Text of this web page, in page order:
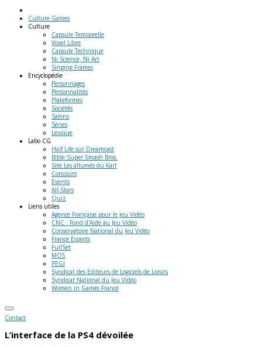
Culture Games
Culture
Capsule Temporelle
Voxel Libre
Capsule Technique
Ni Science, Ni Art
Singing Frames
Encyclopédie
Personnages
Personnalités
Plateformes
Sociétés
Salons
Séries
Lexique
Labo CG
Half Life sur Dreamcast
Bible Super Smash Bros.
Site Les allumés du Kart
Concours
Events
All-Stars
Quiz
Liens utiles
Agence Française pour le Jeu Vidéo
CNC : Fond d'Aide au Jeu Vidéo
Conservatoire National du Jeu Vidéo
France Esports
FullSet
MO5
PEGI
Syndicat des Editeurs de Logiciels de Loisirs
Syndicat National du Jeu Vidéo
Women in Games France
Contact
L’interface de la PS4 dévoilée